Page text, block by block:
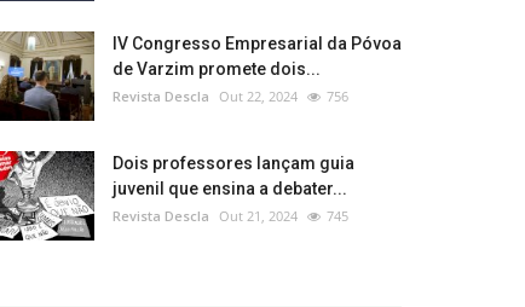
IV Congresso Empresarial da Póvoa
de Varzim promete dois...
Revista Descla Out 22, 2024 756
Dois professores lançam guia
juvenil que ensina a debater...
Revista Descla Out 21, 2024 745